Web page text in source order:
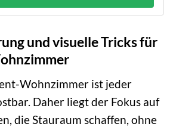
und visuelle Tricks für
Wohnzimmer ist jeder
Daher liegt der Fokus auf
die Stauraum schaffen, ohne